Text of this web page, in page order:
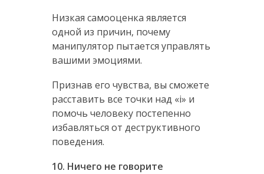
Низкая самооценка является
одной из причин, почему
манипулятор пытается управлять
вашими эмоциями.
Признав его чувства, вы сможете
расставить все точки над «i» и
помочь человеку постепенно
избавляться от деструктивного
поведения.
10. Ничего не говорите